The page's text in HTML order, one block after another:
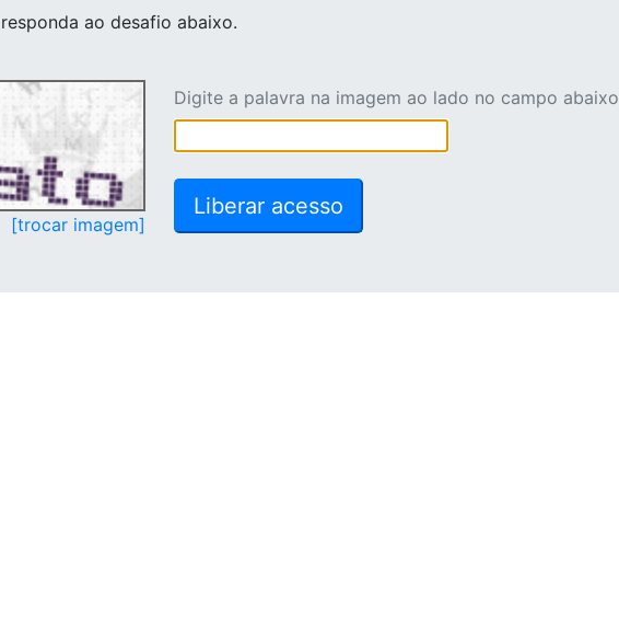
ao desafio abaixo.
[trocar imagem]
Digite a palavra na imagem ao lado no campo abaixo